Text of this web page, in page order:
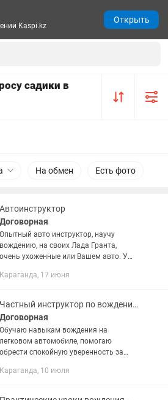
садики в
На обмен Есть фото
Автоинструктор
Договорная
Опытный авто инструктор, научу
вождению, на своих Лада Гранта,
очень ухоженные или Вашем авто. У
25 лет. Имеется свой автодром,
2000...
Караганда, 17 июня
Частный инструктор по вождению Караганда
Договорная
Обучаю навыкам вождения на
легковом автомобиле, помогаю
обрести спокойную уверенность за
осуществляется на Кіа sportage 2021
авто....
Караганда, 10 июля
Kaspi.kz
Открыть